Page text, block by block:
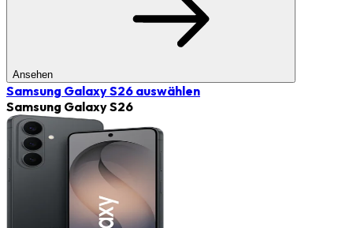
Ansehen
Samsung Galaxy S26 auswählen
Samsung Galaxy S26